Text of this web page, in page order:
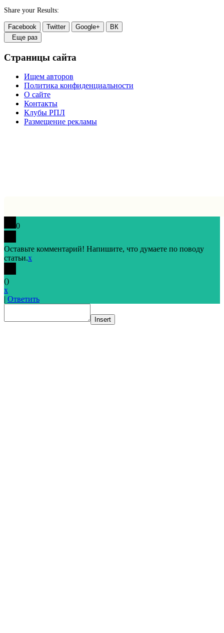
Share your Results:
Facebook Twitter Google+
ВК
Еще раз
Страницы сайта
Ищем авторов
Политика конфиденциальности
О сайте
Контакты
Клубы РПЛ
Размещение рекламы
0
Оставьте комментарий! Напишите, что думаете по поводу
статьи.x
()
x
| Ответить
Insert